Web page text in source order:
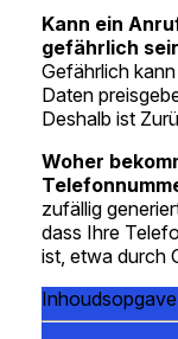
Kann ein
gefährlich
Gefährlich
Daten
Deshalb ist
Woher
zufällig
dass Ihre
ist, etwa durch
Inhoudsopgave